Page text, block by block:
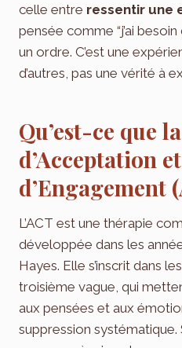
celle entre ressentir une
pensée comme “j’ai
un ordre. C’est une
d’autres, pas une vérité à
Qu’est-ce que
d’Acceptation et
d’Engagement
L’ACT est une thérapie
développée dans les
Hayes. Elle s’inscrit dans
troisième vague, qui
aux pensées et aux
suppression systématique.